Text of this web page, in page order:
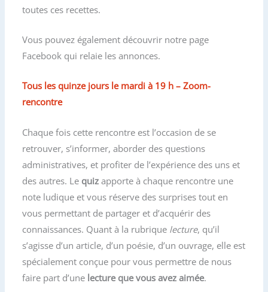
toutes ces recettes.
Vous pouvez également découvrir notre page
Facebook qui relaie les annonces.
Tous lesquinze jours le mardi à 19 h – Zoom-
rencontre
Chaque fois cette rencontre est l’occasion de se
retrouver, s’informer, aborder des questions
administratives, et profiter de l’expérience des uns et
des autres. Le quiz apporte à chaque rencontre une
note ludique et vous réserve des surprises tout en
vous permettant de partager et d’acquérir des
connaissances. Quant à la rubrique lecture, qu’il
s’agisse d’un article, d’un poésie, d’un ouvrage, elle est
spécialement conçue pour vous permettre de nous
faire part d’une lecture que vous avez aimée.